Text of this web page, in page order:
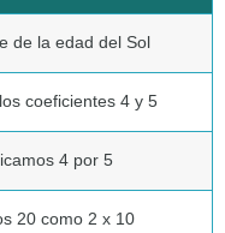
de la edad del Sol
coeficientes 4 y 5
4 por 5
20 como 2 x 10